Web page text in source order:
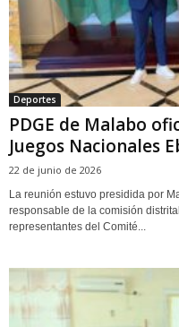
Deportes
PDGE de Malabo
Juegos Nacionales
22 de junio de 2026
La reunión estuvo presidida por
responsable de la comisión
representantes del Comité...